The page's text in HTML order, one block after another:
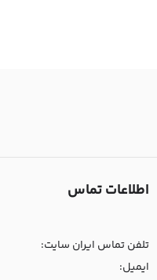
اطلاعات تماس
تلفن تماس ایران سایت:
ایمیل: